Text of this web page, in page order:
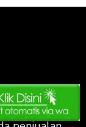
website